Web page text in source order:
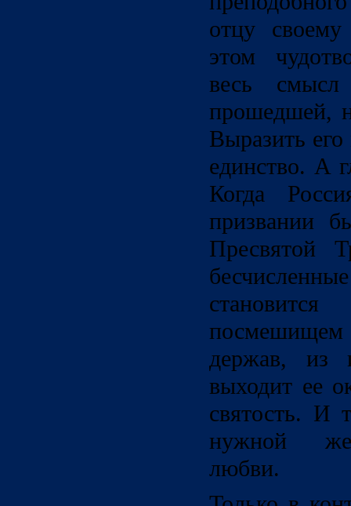
отцу
этом
весь
прошедшей,
Выразить
единство. А
Когда
призвании
Пресвятой
держав, из
выходит ее
святость. И
нужной
любви.